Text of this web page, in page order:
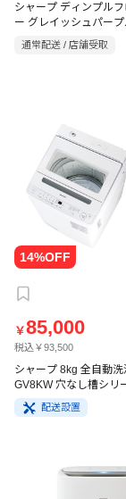
シャープ ディンプル
ー グレイッシュパー
通常配送 / 店舗受取
￥85,000
税込￥93,500
シャープ 8kg 全自動
GV8KW 穴なし槽シリ
系
配送設置